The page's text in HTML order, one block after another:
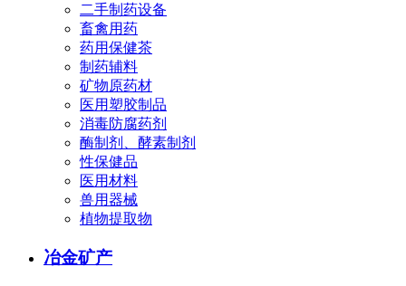
二手制药设备
畜禽用药
药用保健茶
制药辅料
矿物原药材
医用塑胶制品
消毒防腐药剂
酶制剂、酵素制剂
性保健品
医用材料
兽用器械
植物提取物
冶金矿产